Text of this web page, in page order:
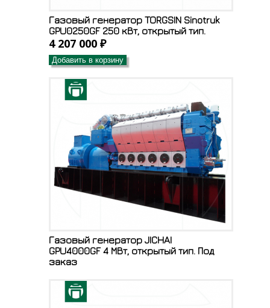
Газовый генератор TORGSIN Sinotruk
GPU0250GF 250 кВт, открытый тип.
4 207 000 ₽
Добавить в корзину
Газовый генератор JICHAI
GPU4000GF 4 МВт, открытый тип. Под
заказ